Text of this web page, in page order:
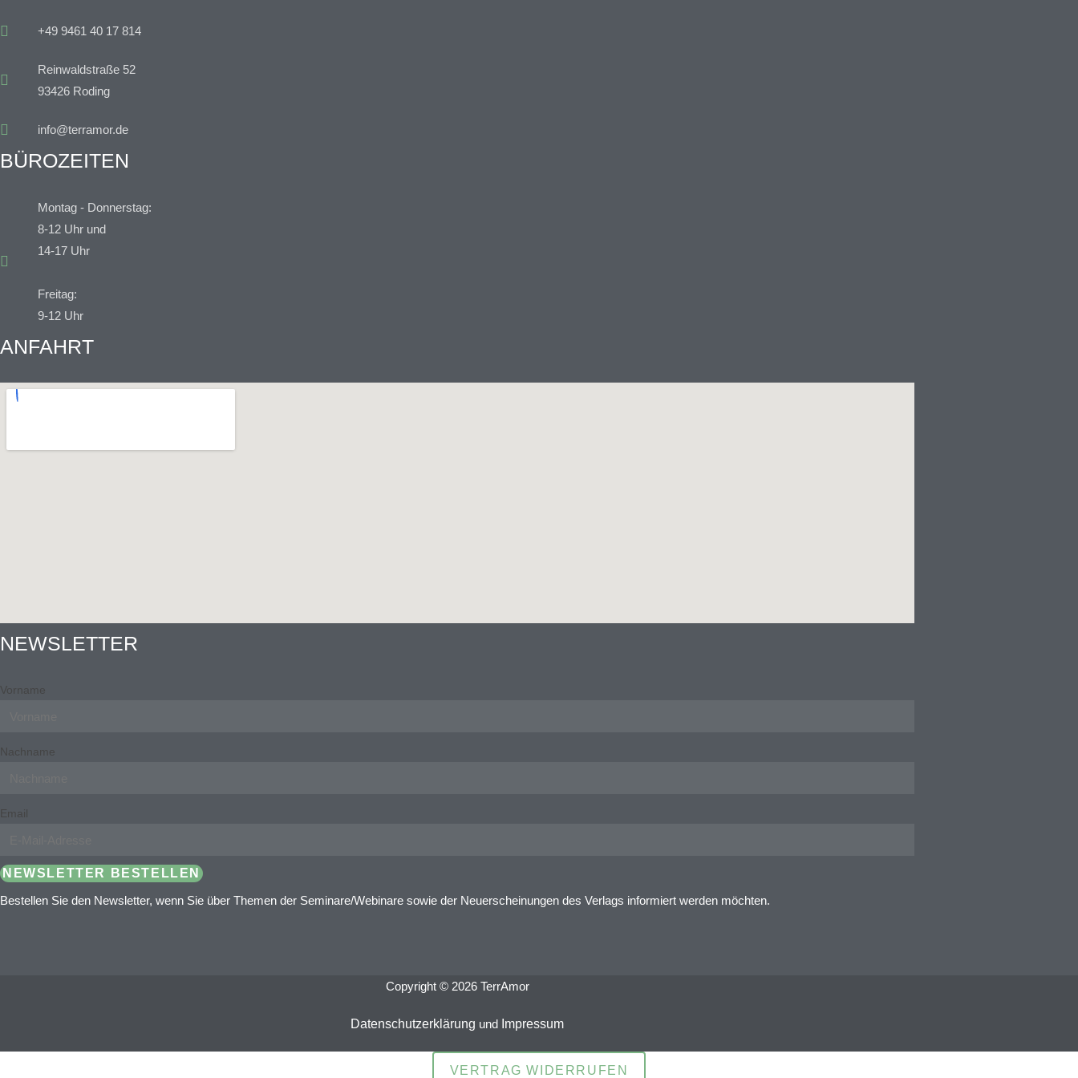
+49 9461 40 17 814
Reinwaldstraße 52
93426 Roding
info@terramor.de
BÜROZEITEN
Montag - Donnerstag:
8-12 Uhr und
14-17 Uhr
Freitag:
9-12 Uhr
ANFAHRT
NEWSLETTER
Vorname
Nachname
Email
NEWSLETTER BESTELLEN
Bestellen Sie den Newsletter, wenn Sie über Themen der Seminare/Webinare sowie der Neuerscheinungen des Verlags informiert werden möchten.
Copyright © 2026 TerrAmor
Datenschutzerklärung und Impressum
VERTRAG WIDERRUFEN